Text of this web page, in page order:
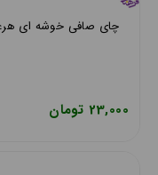
چای صافی خوشه ای
23,000 تومان